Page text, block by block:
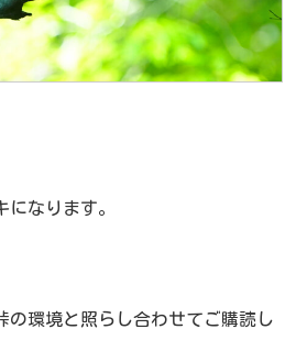
なります。
の環境と照らし合わせてご購読し